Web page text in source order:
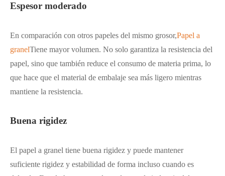
Espesor moderado
En comparación con otros papeles del mismo grosor,Papel a
granelTiene mayor volumen. No solo garantiza la resistencia del
papel, sino que también reduce el consumo de materia prima, lo
que hace que el material de embalaje sea más ligero mientras
mantiene la resistencia.
Buena rigidez
El papel a granel tiene buena rigidez y puede mantener
suficiente rigidez y estabilidad de forma incluso cuando es